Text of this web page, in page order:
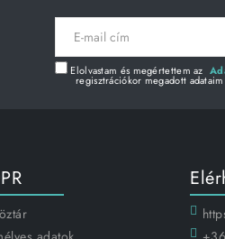
E-
mail
Elolvastam és megértettem az
regisztrációkor megadott